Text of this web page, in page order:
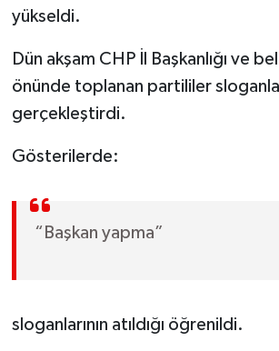
yükseldi.
Dün akşam CHP İl Başkanlığı ve
önünde toplanan partililer
gerçekleştirdi.
Gösterilerde:
“Başkan yapma”
sloganlarının atıldığı öğrenildi.